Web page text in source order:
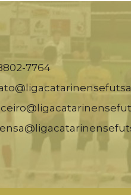
7764